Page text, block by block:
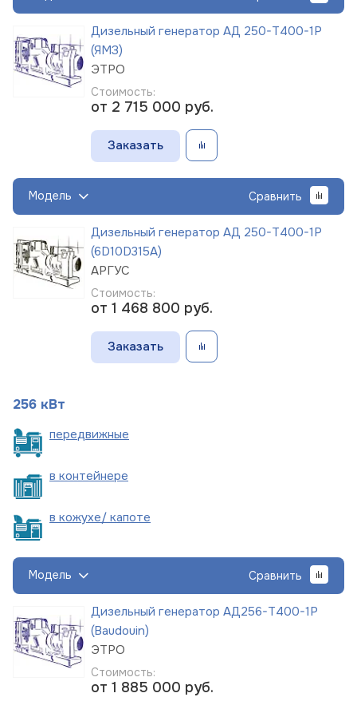
Дизельный генератор АД 250-Т400-1Р
(ЯМЗ)
ЭТРО
Стоимость:
от 2 715 000 руб.
Заказать
Модель Сравнить
Дизельный генератор АД 250-Т400-1Р
(6D10D315A)
АРГУС
Стоимость:
от 1 468 800 руб.
Заказать
256 кВт
передвижные
в контейнере
в кожухе/ капоте
Модель Сравнить
Дизельный генератор АД256-Т400-1Р
(Baudouin)
ЭТРО
Стоимость:
от 1 885 000 руб.